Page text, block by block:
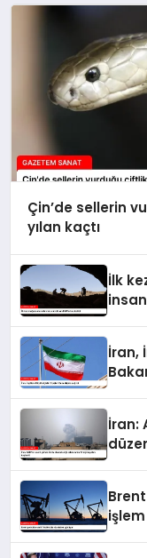
Çin’de sellerin
yılan kaçtı
İlk
İran,
İran: